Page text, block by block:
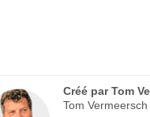
Créé parTom
Tom